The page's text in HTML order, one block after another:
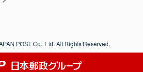
POST Co., Ltd. All Rights Reserved.